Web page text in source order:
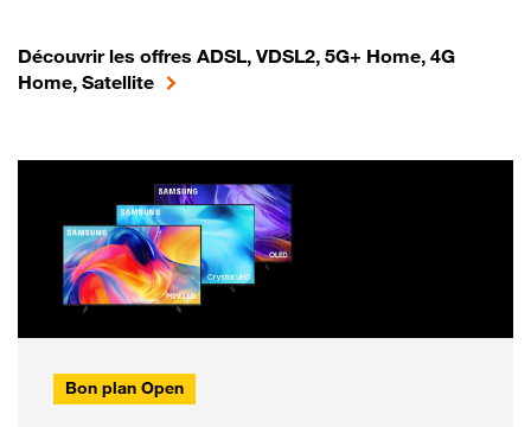
Découvrir les offres ADSL, VDSL2, 5G+ Home, 4G
Home, Satellite
Bon plan Open